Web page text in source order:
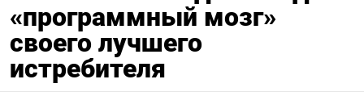
«программный мозг»
своего лучшего
истребителя